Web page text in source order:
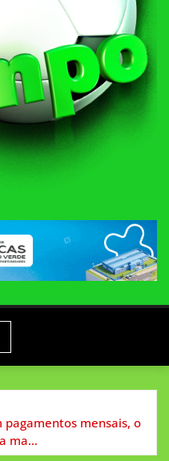
pagamentos mensais, o
ma…